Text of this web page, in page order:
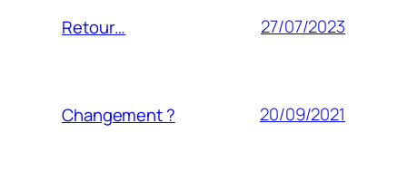
Retour… 27/07/2023
Changement ? 20/09/2021